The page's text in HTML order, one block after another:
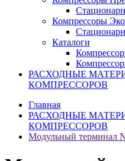
Компрессоры
Каталоги
РАСХОДНЫЕ
КОМПРЕССОРОВ
Главная
РАСХОДНЫЕ
КОМПРЕССОРОВ
Модульный терминал